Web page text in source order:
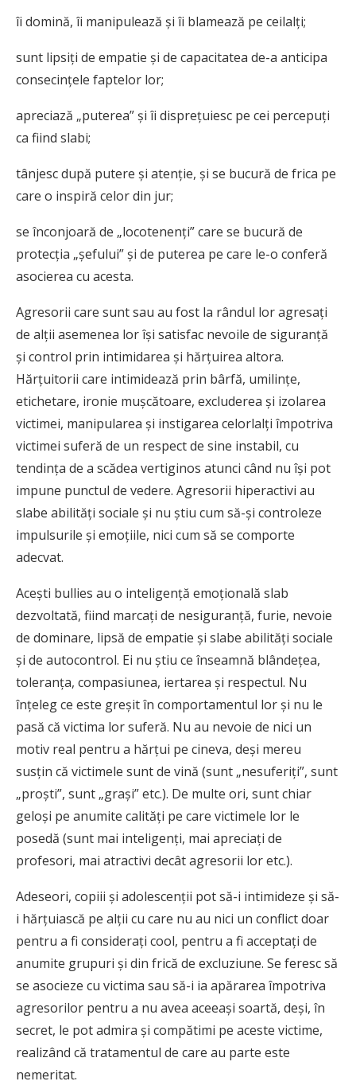
îi domină, îi manipulează și îi blamează pe ceilalți;
sunt lipsiți de empatie și de capacitatea de-a anticipa
consecințele faptelor lor;
apreciază „puterea” și îi disprețuiesc pe cei percepuți
ca fiind slabi;
tânjesc după putere și atenție, și se bucură de frica pe
care o inspiră celor din jur;
se înconjoară de „locotenenți” care se bucură de
protecția „șefului” și de puterea pe care le-o conferă
asocierea cu acesta.
Agresorii care sunt sau au fost la rândul lor agresați
de alții asemenea lor își satisfac nevoile de siguranță
și control prin intimidarea și hărțuirea altora.
Hărțuitorii care intimidează prin bârfă, umilințe,
etichetare, ironie mușcătoare, excluderea și izolarea
victimei, manipularea și instigarea celorlalți împotriva
victimei suferă de un respect de sine instabil, cu
tendința de a scădea vertiginos atunci când nu își pot
impune punctul de vedere. Agresorii hiperactivi au
slabe abilități sociale și nu știu cum să-și controleze
impulsurile și emoțiile, nici cum să se comporte
adecvat.
Acești bullies au o inteligență emoțională slab
dezvoltată, fiind marcați de nesiguranță, furie, nevoie
de dominare, lipsă de empatie și slabe abilități sociale
și de autocontrol. Ei nu știu ce înseamnă blândețea,
toleranța, compasiunea, iertarea și respectul. Nu
înțeleg ce este greșit în comportamentul lor și nu le
pasă că victima lor suferă. Nu au nevoie de nici un
motiv real pentru a hărțui pe cineva, deși mereu
susțin că victimele sunt de vină (sunt „nesuferiți”, sunt
„proști”, sunt „grași” etc.). De multe ori, sunt chiar
geloși pe anumite calități pe care victimele lor le
posedă (sunt mai inteligenți, mai apreciați de
profesori, mai atractivi decât agresorii lor etc.).
Adeseori, copiii și adolescenții pot să-i intimideze și să-
i hărțuiască pe alții cu care nu au nici un conflict doar
pentru a fi considerați cool, pentru a fi acceptați de
anumite grupuri și din frică de excluziune. Se feresc să
se asocieze cu victima sau să-i ia apărarea împotriva
agresorilor pentru a nu avea aceeași soartă, deși, în
secret, le pot admira și compătimi pe aceste victime,
realizând că tratamentul de care au parte este
nemeritat.